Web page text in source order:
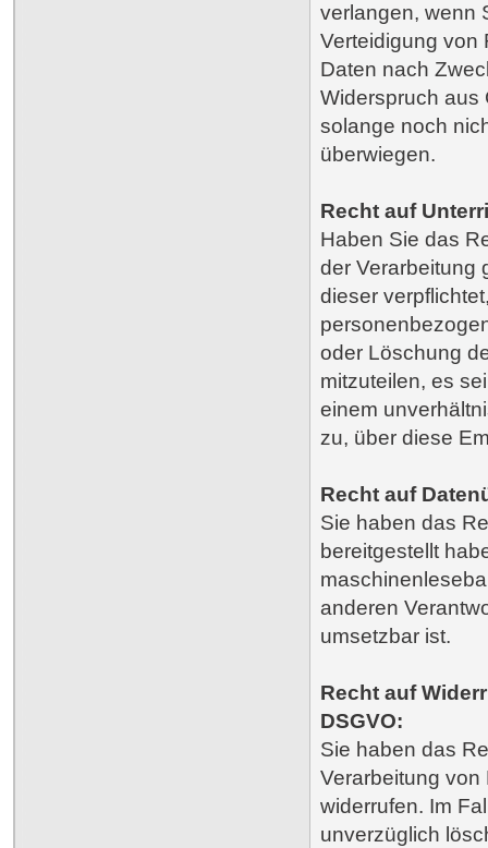
verlangen, wenn
Verteidigung von
Daten nach
Widerspruch aus
solange noch
überwiegen.
Recht auf
Haben Sie das
der Verarbeitung
dieser
oder Löschung
mitzuteilen, es
einem
zu, über diese
Recht auf
Sie haben das
bereitgestellt
anderen
umsetzbar ist.
Recht auf
DSGVO:
Sie haben das
Verarbeitung von
widerrufen. Im
unverzüglich